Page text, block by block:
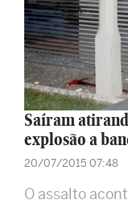
Saíram
explosão a
20/07/2015 07:48
O assalto